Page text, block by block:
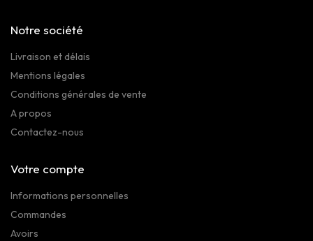
Notre société
Livraison et délais
Mentions légales
Conditions générales de vente
A propos
Contactez-nous
Votre compte
Informations personnelles
Commandes
Avoirs